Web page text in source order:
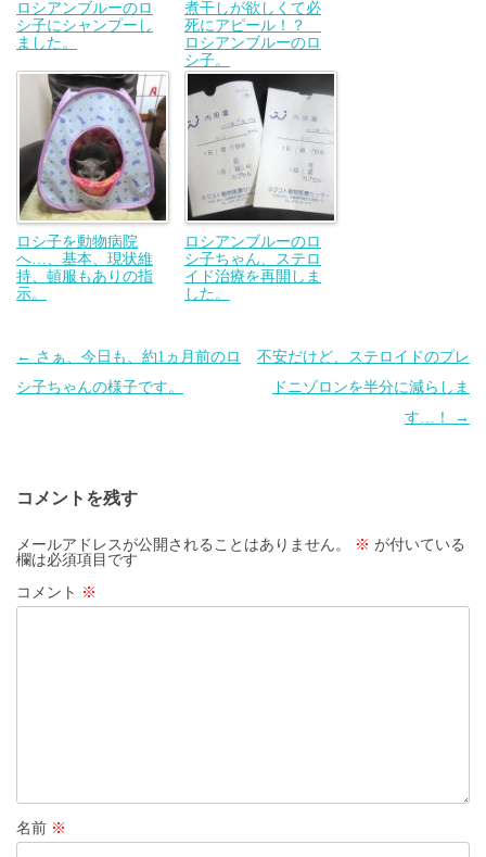
ロシアンブルーのロ
シ子にシャンプーし
ました。
煮干しが欲しくて必
死にアピール！？
ロシアンブルーのロ
シ子。
ロシ子を動物病院
へ…、基本、現状維
持、頓服もありの指
示。
ロシアンブルーのロ
シ子ちゃん、ステロ
イド治療を再開しま
した。
投
稿
ー
シ
ョ
ン
← さぁ、今日も、約1ヵ月前のロ
シ子ちゃんの様子です。
不安だけど、ステロイドのプレ
ドニゾロンを半分に減らしま
す…！
→
コメントを残す
メールアドレスが公開されることはありません。 ※ が付いている
欄は必須項目です
コメント ※
名前 ※